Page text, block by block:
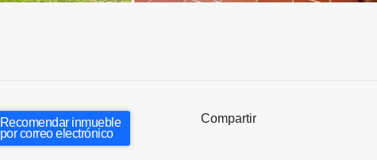
Recomendar inmueble
por correo electrónico
Compartir